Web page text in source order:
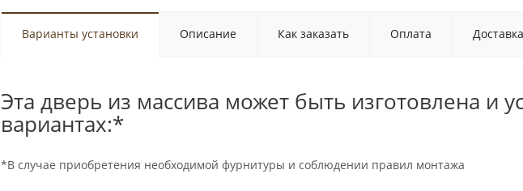
Варианты установки Описание Как заказать Оплата Доставка
Эта дверь из массива может быть изготовлена и
вариантах:*
*В случае приобретения необходимой фурнитуры и соблюдении правил монтажа